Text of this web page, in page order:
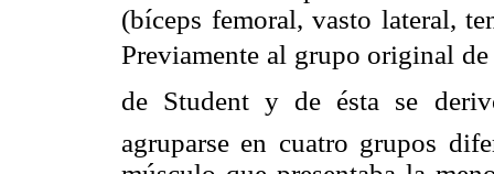
(bíceps femoral, vasto lateral,
Previamente al grupo original de
de Student y de ésta se
agruparse en cuatro grupos